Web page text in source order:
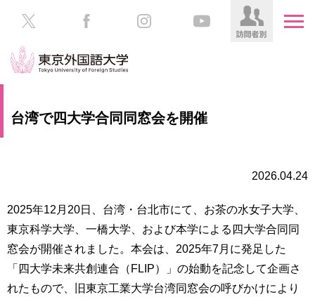
部・
大
学
院
／
験
学
生
の
保
台湾で四大学合同同窓会を開催
2026.04.24
2025年12月20日、台湾・台北市にて、お茶の水女子大学、
東京科学大学、一橋大学、および本学による四大学合同同
窓会が開催されました。本会は、2025年7月に発足した
「四大学未来共創連合（FLIP）」の始動を記念して企画さ
れたもので、旧東京工業大学台湾同窓会の呼びかけにより